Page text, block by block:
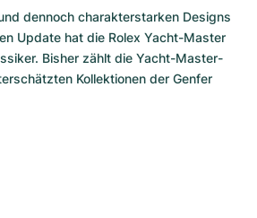
dennoch charakterstarken Designs
Update hat die Rolex Yacht-Master
Bisher zählt die Yacht-Master-
Kollektionen der Genfer